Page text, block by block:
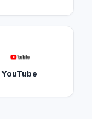
YouTube